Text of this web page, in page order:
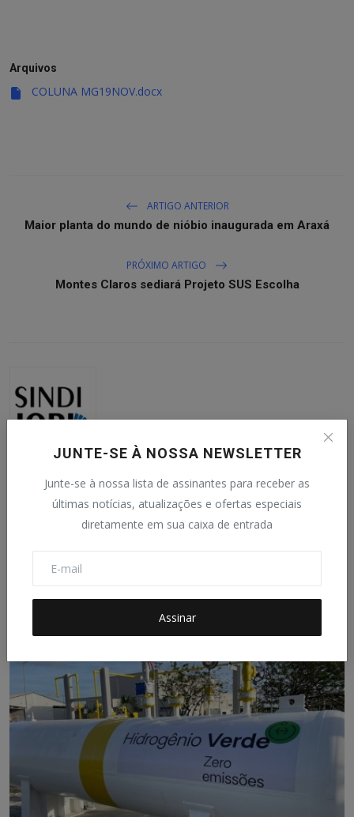
JUNTE-SE À NOSSA NEWSLETTER
Junte-se à nossa lista de assinantes para receber as
últimas notícias, atualizações e ofertas especiais
diretamente em sua caixa de entrada
Assinar
Arquivos
COLUNA MG19NOV.docx
ARTIGO ANTERIOR
Maior planta do mundo de nióbio inaugurada em Araxá
PRÓXIMO ARTIGO
Montes Claros sediará Projeto SUS Escolha
Redação do SINDIJORI MG.
Publicações Relacionadas